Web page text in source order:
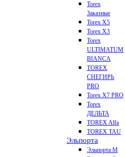
Torex
Заказные
Torex Х5
Torex Х3
Torex
ULTIMATUM
BIANCA
TOREX
СНЕГИРЬ
PRO
Torex X7 PRO
Torex
ДЕЛЬТА
TOREX Alfa
TOREX TAU
Эльпорта
Эльпорта M